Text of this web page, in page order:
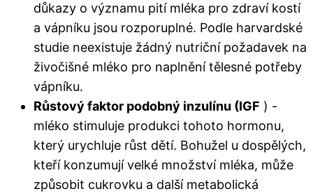
důkazy o významu pití mléka pro zdraví kostí
a vápníku jsou rozporuplné. Podle harvardské
studie neexistuje žádný nutriční požadavek na
živočišné mléko pro naplnění tělesné potřeby
vápníku.
Růstový faktor podobný inzulínu (IGF ) -
mléko stimuluje produkci tohoto hormonu,
který urychluje růst dětí. Bohužel u dospělých,
kteří konzumují velké množství mléka, může
způsobit cukrovku a další metabolická